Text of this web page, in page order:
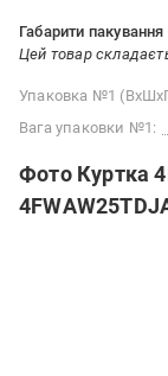
Габарити пакування
Цей товар
Упаковка №1
Вага упаковки №1:
Фото Куртка